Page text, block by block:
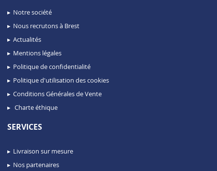
Notre société
Nous recrutons à Brest
Actualités
Mentions légales
Politique de confidentialité
Politique d'utilisation des cookies
Conditions Générales de Vente
Charte éthique
SERVICES
Livraison sur mesure
Nos partenaires